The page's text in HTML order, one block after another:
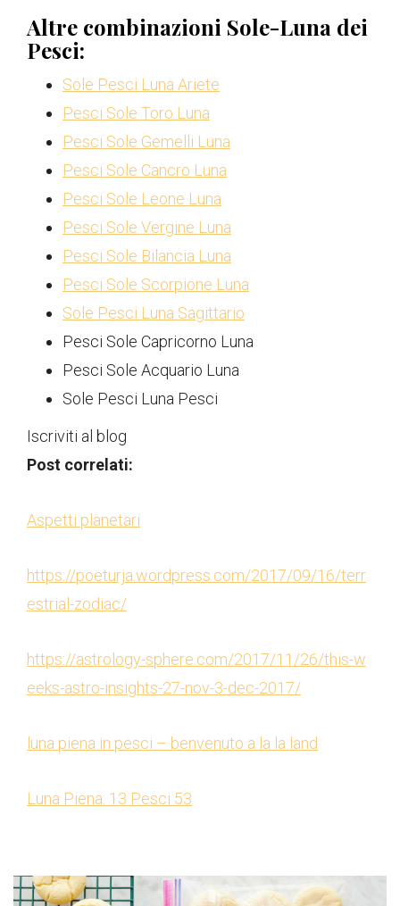
Altre combinazioni Sole-Luna dei
Pesci:
Sole Pesci Luna Ariete
Pesci Sole Toro Luna
Pesci Sole Gemelli Luna
Pesci Sole Cancro Luna
Pesci Sole Leone Luna
Pesci Sole Vergine Luna
Pesci Sole Bilancia Luna
Pesci Sole Scorpione Luna
Sole Pesci Luna Sagittario
Pesci Sole Capricorno Luna
Pesci Sole Acquario Luna
Sole Pesci Luna Pesci
Iscriviti al blog
Post correlati:
Aspetti planetari
https://poeturja.wordpress.com/2017/09/16/terr
estrial-zodiac/
https://astrology-sphere.com/2017/11/26/this-w
eeks-astro-insights-27-nov-3-dec-2017/
luna piena in pesci – benvenuto a la la land
Luna Piena: 13 Pesci 53